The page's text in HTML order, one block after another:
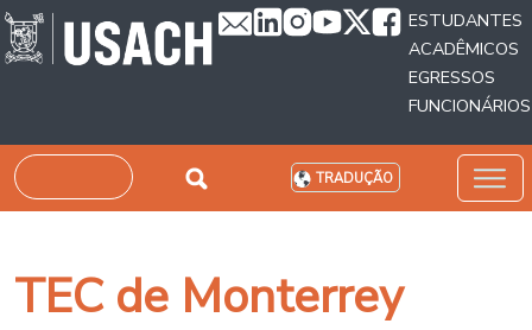
Passar para o conteúdo principal
ESTUDANTES
ACADÊMICOS
EGRESSOS
FUNCIONÁRIOS
Pesquisar TRADUÇÃO
TEC de Monterrey